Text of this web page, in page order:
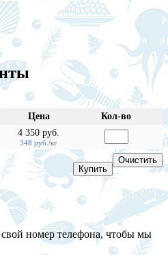
Цена
Кол-во
4 350 руб.
348 руб./кг
номер телефона, чтобы мы